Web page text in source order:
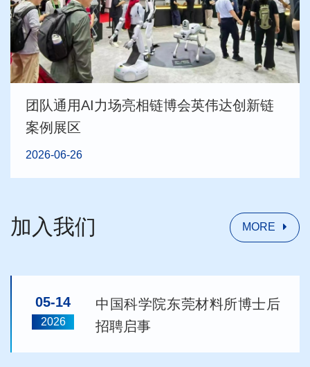
团队通用AI力场亮相链博会英伟达创新链
案例展区
2026-06-26
加入我们 MORE
05-14
2026
中国科学院东莞材料所博士后
招聘启事